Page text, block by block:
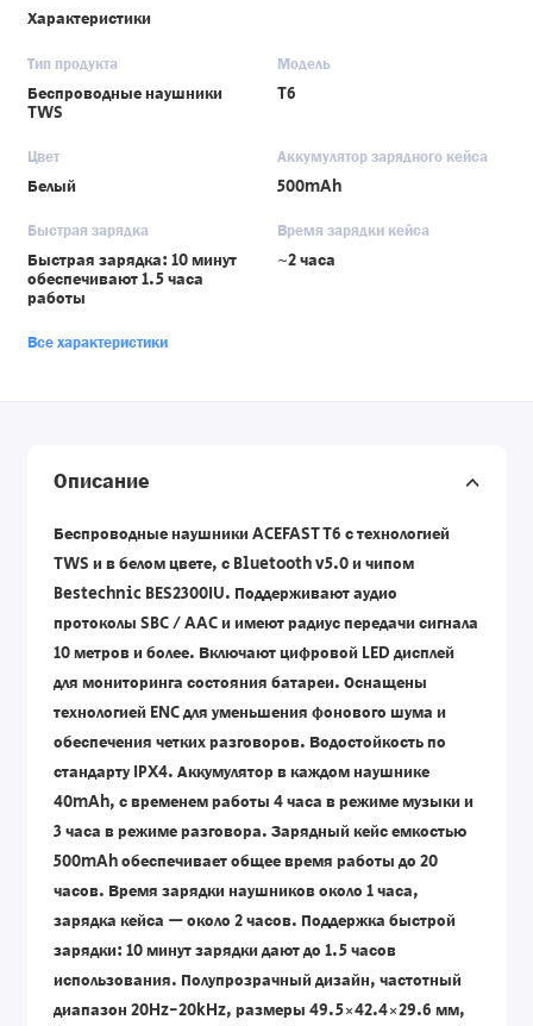
Характеристики
Тип продукта
Беспроводные наушники
TWS
Модель
T6
Цвет
Белый
Аккумулятор зарядного кейса
500mAh
Быстрая зарядка
Быстрая зарядка: 10 минут
обеспечивают 1.5 часа
работы
Время зарядки кейса
~2 часа
Все характеристики
Описание
Беспроводные наушники ACEFAST T6 с технологией
TWS и в белом цвете, с Bluetooth v5.0 и чипом
Bestechnic BES2300IU. Поддерживают аудио
протоколы SBC / AAC и имеют радиус передачи сигнала
10 метров и более. Включают цифровой LED дисплей
для мониторинга состояния батареи. Оснащены
технологией ENC для уменьшения фонового шума и
обеспечения четких разговоров. Водостойкость по
стандарту IPX4. Аккумулятор в каждом наушнике
40mAh, с временем работы 4 часа в режиме музыки и
3 часа в режиме разговора. Зарядный кейс емкостью
500mAh обеспечивает общее время работы до 20
часов. Время зарядки наушников около 1 часа,
зарядка кейса — около 2 часов. Поддержка быстрой
зарядки: 10 минут зарядки дают до 1.5 часов
использования. Полупрозрачный дизайн, частотный
диапазон 20Hz-20kHz, размеры 49.5×42.4×29.6 мм,